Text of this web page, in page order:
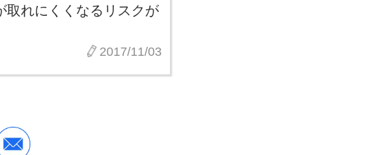
取れにくくなるリスクが
2017/11/03